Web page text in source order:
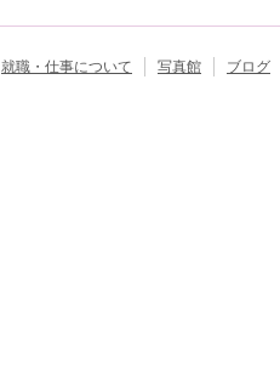
就職・仕事について 写真館 ブログ